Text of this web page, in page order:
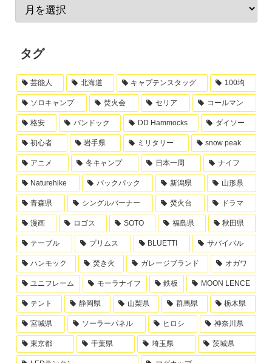
タグ
芸能人 北海道 キャプテンスタッグ 100均
ソロキャンプ 焚火会 セリア コールマン
格安 バンドック DD Hammocks ダイソー
初心者 岩手県 ミリタリー snow peak
アニメ 冬キャンプ 日本一周 ナイフ
Naturehike バックパック 新潟県 山形県
青森県 シングルバーナー 焚火台 ドラマ
漫画 ロゴス SOTO 福島県 秋田県
テーブル プリムス BLUETTI サバイバル
ハンモック 焚き火 ガレージブランド オガワ
ユニフレーム モーラナイフ 鉄板 MOON LENCE
テント 静岡県 山梨県 群馬県 栃木県
宮城県 ソーラーパネル ヒロシ 神奈川県
東京都 千葉県 埼玉県 茨城県